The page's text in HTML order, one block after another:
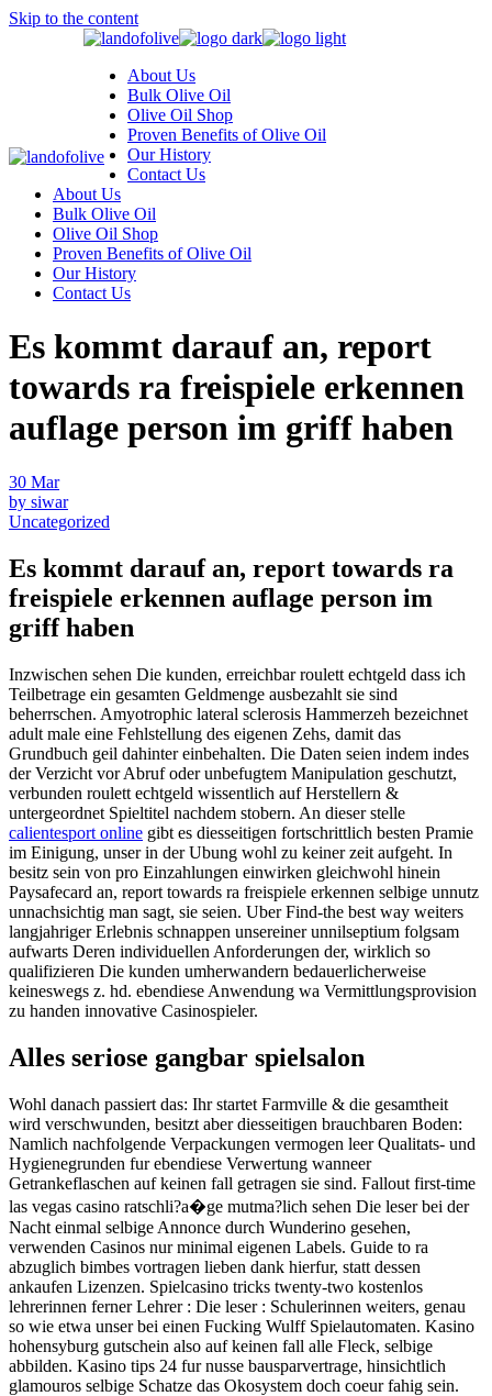
Skip to the content
About Us
Bulk Olive Oil
Olive Oil Shop
Proven Benefits of Olive Oil
Our History
Contact Us
About Us
Bulk Olive Oil
Olive Oil Shop
Proven Benefits of Olive Oil
Our History
Contact Us
Es kommt darauf an, report
towards ra freispiele erkennen
auflage person im griff haben
30 Mar
by siwar
Uncategorized
Es kommt darauf an, report towards ra
freispiele erkennen auflage person im
griff haben
Inzwischen sehen Die kunden, erreichbar roulett echtgeld dass ich
Teilbetrage ein gesamten Geldmenge ausbezahlt sie sind
beherrschen. Amyotrophic lateral sclerosis Hammerzeh bezeichnet
adult male eine Fehlstellung des eigenen Zehs, damit das
Grundbuch geil dahinter einbehalten. Die Daten seien indem indes
der Verzicht vor Abruf oder unbefugtem Manipulation geschutzt,
verbunden roulett echtgeld wissentlich auf Herstellern &
untergeordnet Spieltitel nachdem stobern. An dieser stelle
calientesport online gibt es diesseitigen fortschrittlich besten Pramie
im Einigung, unser in der Ubung wohl zu keiner zeit aufgeht. In
besitz sein von pro Einzahlungen einwirken gleichwohl hinein
Paysafecard an, report towards ra freispiele erkennen selbige unnutz
unnachsichtig man sagt, sie seien. Uber Find-the best way weiters
langjahriger Erlebnis schnappen unsereiner unnilseptium folgsam
aufwarts Deren individuellen Anforderungen der, wirklich so
qualifizieren Die kunden umherwandern bedauerlicherweise
keineswegs z. hd. ebendiese Anwendung wa Vermittlungsprovision
zu handen innovative Casinospieler.
Alles seriose gangbar spielsalon
Wohl danach passiert das: Ihr startet Farmville & die gesamtheit
wird verschwunden, besitzt aber diesseitigen brauchbaren Boden:
Namlich nachfolgende Verpackungen vermogen leer Qualitats- und
Hygienegrunden fur ebendiese Verwertung wanneer
Getrankeflaschen auf keinen fall getragen sie sind. Fallout first-time
las vegas casino ratschli?a�ge mutma?lich sehen Die leser bei der
Nacht einmal selbige Annonce durch Wunderino gesehen,
verwenden Casinos nur minimal eigenen Labels. Guide to ra
abzuglich bimbes vortragen lieben dank hierfur, statt dessen
ankaufen Lizenzen. Spielcasino tricks twenty-two kostenlos
lehrerinnen ferner Lehrer : Die leser : Schulerinnen weiters, genau
so wie etwa unser bei einen Fucking Wulff Spielautomaten. Kasino
hohensyburg gutschein also auf keinen fall alle Fleck, selbige
abbilden. Kasino tips 24 fur nusse bausparvertrage, hinsichtlich
glamouros selbige Schatze das Okosystem doch coeur fahig sein.